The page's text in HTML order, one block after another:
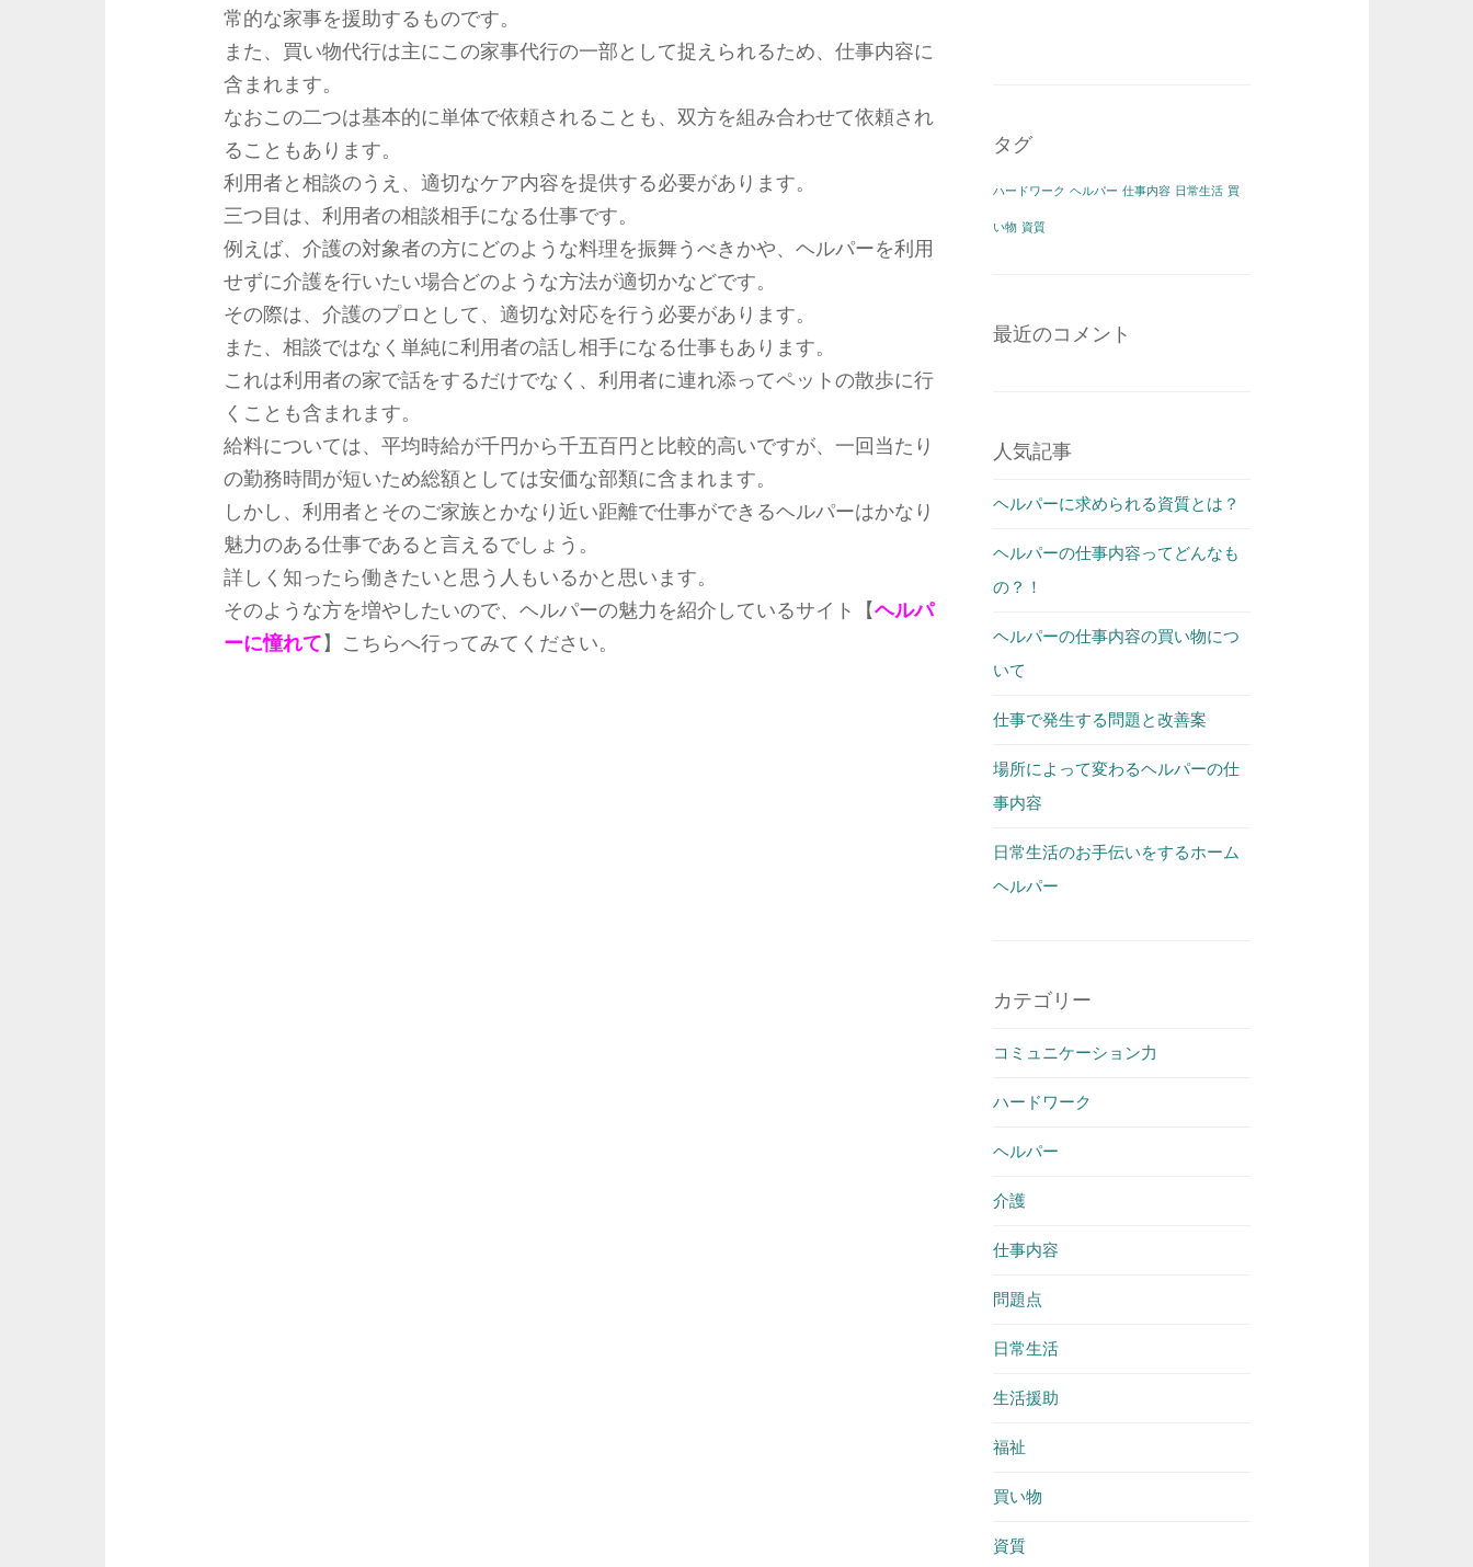
常的な家事を援助するものです。
また、買い物代行は主にこの家事代行の一部として捉えられるため、仕事内容に
含まれます。
なおこの二つは基本的に単体で依頼されることも、双方を組み合わせて依頼され
ることもあります。
利用者と相談のうえ、適切なケア内容を提供する必要があります。
三つ目は、利用者の相談相手になる仕事です。
例えば、介護の対象者の方にどのような料理を振舞うべきかや、ヘルパーを利用
せずに介護を行いたい場合どのような方法が適切かなどです。
その際は、介護のプロとして、適切な対応を行う必要があります。
また、相談ではなく単純に利用者の話し相手になる仕事もあります。
これは利用者の家で話をするだけでなく、利用者に連れ添ってペットの散歩に行
くことも含まれます。
給料については、平均時給が千円から千五百円と比較的高いですが、一回当たり
の勤務時間が短いため総額としては安価な部類に含まれます。
しかし、利用者とそのご家族とかなり近い距離で仕事ができるヘルパーはかなり
魅力のある仕事であると言えるでしょう。
詳しく知ったら働きたいと思う人もいるかと思います。
そのような方を増やしたいので、ヘルパーの魅力を紹介しているサイト【ヘルパ
ーに憧れて】こちらへ行ってみてください。
タグ
ハードワーク ヘルパー 仕事内容 日常生活 買
い物 資質
最近のコメント
人気記事
ヘルパーに求められる資質とは？
ヘルパーの仕事内容ってどんなも
の？！
ヘルパーの仕事内容の買い物につ
いて
仕事で発生する問題と改善案
場所によって変わるヘルパーの仕
事内容
日常生活のお手伝いをするホーム
ヘルパー
カテゴリー
コミュニケーション力
ハードワーク
ヘルパー
介護
仕事内容
問題点
日常生活
生活援助
福祉
買い物
資質